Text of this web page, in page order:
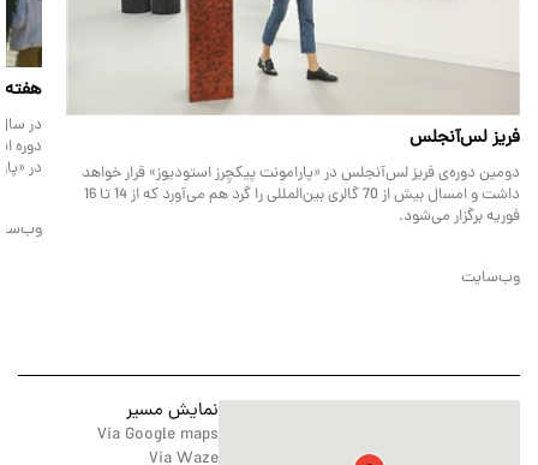
فریز لس‌آنجلس
دومین دوره‌ی فریز لس‌آنجلس در «پارامونت پیکچِرز استودیوز» قرار خواهد
داشت و امسال بیش از 70 گالری بین‌المللی را گرد هم می‌آورد که از 14 تا 16
فوریه برگزار می‌شود.
وب‌سایت
هفته‌ی
دوره
در
نمایش مسیر
Via Google maps
Via Waze